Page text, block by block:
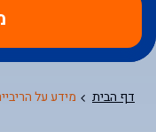
מוצגות
הכפתור
דף הבית מידע על